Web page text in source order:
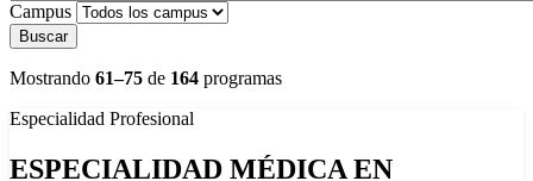
Campus
Buscar
Mostrando 61–75 de 164 programas
Especialidad Profesional
ESPECIALIDAD MÉDICA EN